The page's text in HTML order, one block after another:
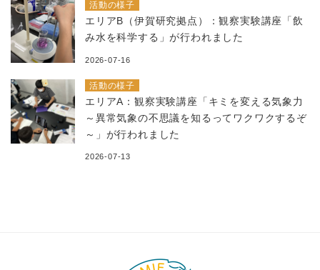
活動の様子
エリアB（伊賀研究拠点）：観察実験講座「飲
み水を科学する」が行われました
2026-07-16
活動の様子
エリアA：観察実験講座「キミを変える気象力
～異常気象の不思議を知るってワクワクするぞ
～」が行われました
2026-07-13